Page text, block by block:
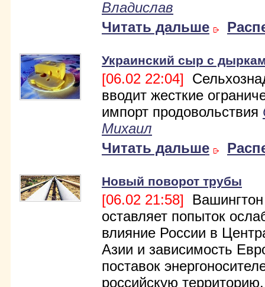
Владислав
Читать дальше
Украинский сыр с
[06.02 22:04]
вводит жесткие
импорт продовольствия
Михаил
Читать дальше
Новый поворот трубы
[06.02 21:58]
оставляет попыток
влияние России в
Азии и зависимость
поставок
российскую